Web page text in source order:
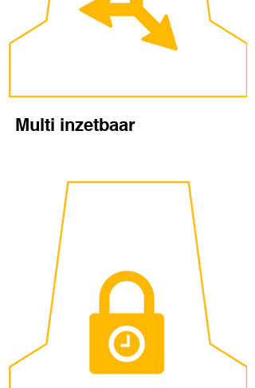
Multi inzetbaar